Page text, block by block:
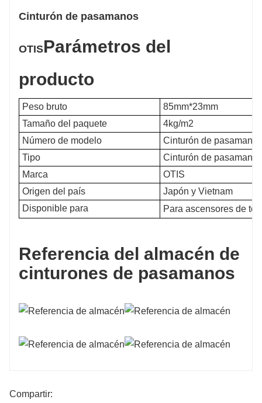
Cinturón de pasamanos
OTISParámetros del
producto
Peso bruto
85mm*23mm
Tamaño del paquete
4kg/m2
Número de modelo
Cinturón de
Tipo
Cinturón de pasamanos
Marca
OTIS
Origen del país
Japón y Vietnam
Disponible para
Para ascensores de
Referencia del almacén de
cinturones de pasamanos
Compartir: